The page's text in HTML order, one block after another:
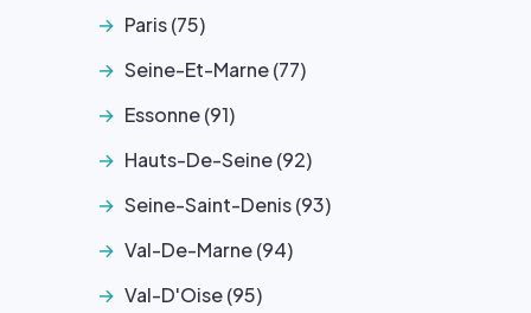
Paris (75)
Seine-Et-Marne (77)
Essonne (91)
Hauts-De-Seine (92)
Seine-Saint-Denis (93)
Val-De-Marne (94)
Val-D'Oise (95)